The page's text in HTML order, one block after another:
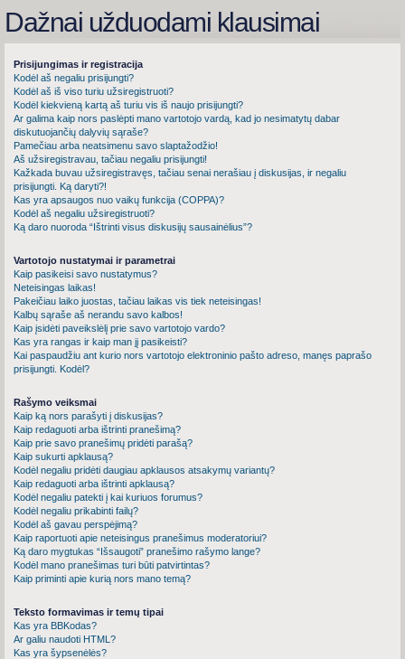
Dažnai užduodami klausimai
Prisijungimas ir registracija
Kodėl aš negaliu prisijungti?
Kodėl aš iš viso turiu užsiregistruoti?
Kodėl kiekvieną kartą aš turiu vis iš naujo prisijungti?
Ar galima kaip nors paslėpti mano vartotojo vardą, kad jo nesimatytų dabar
diskutuojančių dalyvių sąraše?
Pamečiau arba neatsimenu savo slaptažodžio!
Aš užsiregistravau, tačiau negaliu prisijungti!
Kažkada buvau užsiregistravęs, tačiau senai nerašiau į diskusijas, ir negaliu
prisijungti. Ką daryti?!
Kas yra apsaugos nuo vaikų funkcija (COPPA)?
Kodėl aš negaliu užsiregistruoti?
Ką daro nuoroda “Ištrinti visus diskusijų sausainėlius”?
Vartotojo nustatymai ir parametrai
Kaip pasikeisi savo nustatymus?
Neteisingas laikas!
Pakeičiau laiko juostas, tačiau laikas vis tiek neteisingas!
Kalbų sąraše aš nerandu savo kalbos!
Kaip įsidėti paveikslėlį prie savo vartotojo vardo?
Kas yra rangas ir kaip man jį pasikeisti?
Kai paspaudžiu ant kurio nors vartotojo elektroninio pašto adreso, manęs paprašo
prisijungti. Kodėl?
Rašymo veiksmai
Kaip ką nors parašyti į diskusijas?
Kaip redaguoti arba ištrinti pranešimą?
Kaip prie savo pranešimų pridėti parašą?
Kaip sukurti apklausą?
Kodėl negaliu pridėti daugiau apklausos atsakymų variantų?
Kaip redaguoti arba ištrinti apklausą?
Kodėl negaliu patekti į kai kuriuos forumus?
Kodėl negaliu prikabinti failų?
Kodėl aš gavau perspėjimą?
Kaip raportuoti apie neteisingus pranešimus moderatoriui?
Ką daro mygtukas “Išsaugoti” pranešimo rašymo lange?
Kodėl mano pranešimas turi būti patvirtintas?
Kaip priminti apie kurią nors mano temą?
Teksto formavimas ir temų tipai
Kas yra BBKodas?
Ar galiu naudoti HTML?
Kas yra šypsenėlės?